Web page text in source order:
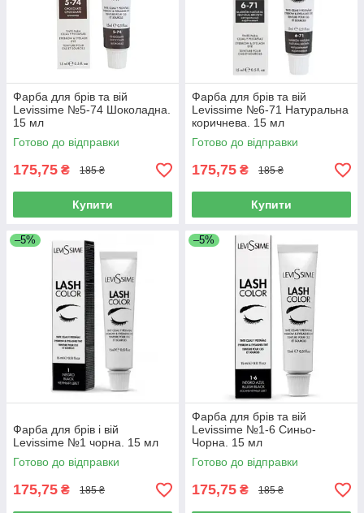
Фарба для брів та вій
Levissime №5-74 Шоколадна.
15 мл
Готово до відправки
175,75 ₴ 185 ₴
Купити
Фарба для брів та вій
Levissime №6-71 Натуральна
коричнева. 15 мл
Готово до відправки
175,75 ₴ 185 ₴
Купити
–5%
Фарба для брів і вій
Levissime №1 чорна. 15 мл
Готово до відправки
175,75 ₴ 185 ₴
–5%
Фарба для брів та вій
Levissime №1-6 Синьо-
Чорна. 15 мл
Готово до відправки
175,75 ₴ 185 ₴